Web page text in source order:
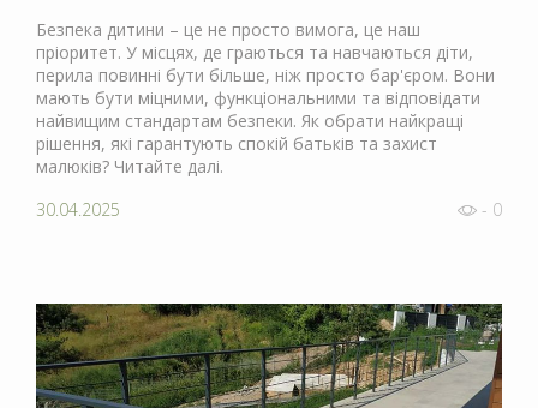
Безпека дитини – це не просто вимога, це наш
пріоритет. У місцях, де граються та навчаються діти,
перила повинні бути більше, ніж просто бар'єром. Вони
мають бути міцними, функціональними та відповідати
найвищим стандартам безпеки. Як обрати найкращі
рішення, які гарантують спокій батьків та захист
малюків? Читайте далі.
30.04.2025
- 0